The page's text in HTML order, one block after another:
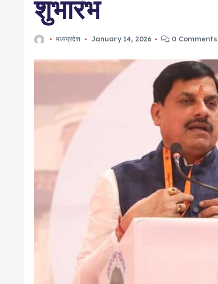
शुभारंभ
मध्यप्रदेश January 14, 2026 0 Comments